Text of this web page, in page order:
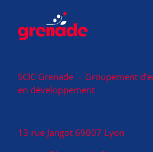
SCIC Grenade – Groupement
en développement
13 rue Jangot 69007 Lyon